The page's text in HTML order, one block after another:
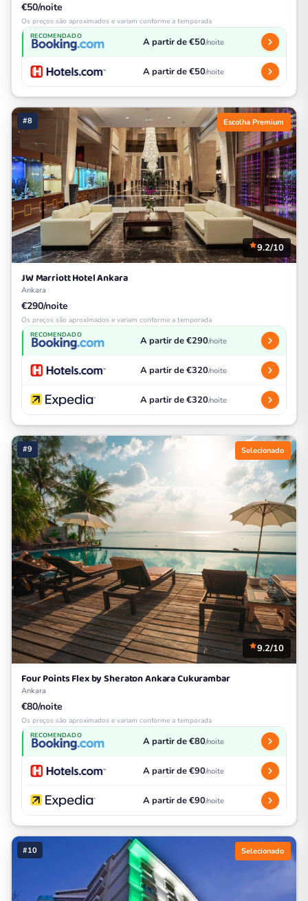
€50/noite
Os preços são aproximados e variam conforme a temporada
RECOMENDADO A partir de €50/noite
A partir de €50/noite
#8 Escolha Premium
9.2/10
JW Marriott Hotel Ankara
Ankara
€290/noite
Os preços são aproximados e variam conforme a temporada
RECOMENDADO A partir de €290/noite
A partir de €320/noite
A partir de €320/noite
#9 Selecionado
9.2/10
Four Points Flex by Sheraton Ankara Cukurambar
Ankara
€80/noite
Os preços são aproximados e variam conforme a temporada
RECOMENDADO A partir de €80/noite
A partir de €90/noite
A partir de €90/noite
#10 Selecionado